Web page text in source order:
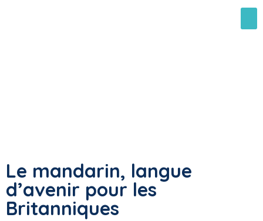
Le mandarin, langue
d’avenir pour les
Britanniques